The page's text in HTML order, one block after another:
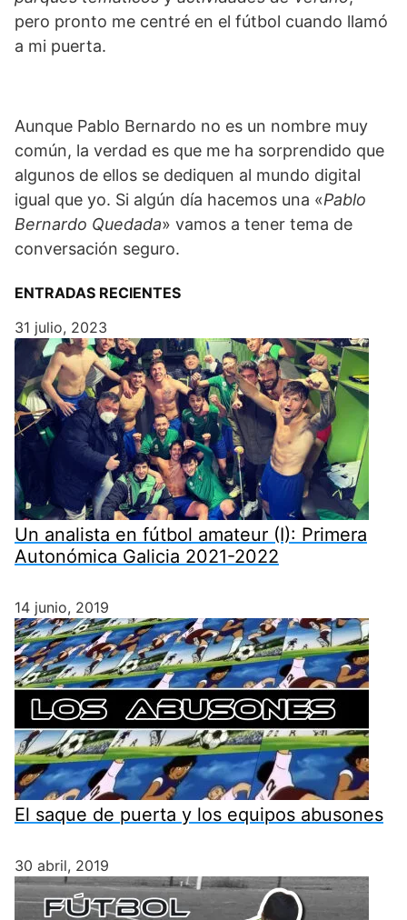
pero pronto me centré en el fútbol cuando llamó
a mi puerta.
Aunque Pablo Bernardo no es un nombre muy
común, la verdad es que me ha sorprendido que
algunos de ellos se dediquen al mundo digital
igual que yo. Si algún día hacemos una «Pablo
Bernardo Quedada» vamos a tener tema de
conversación seguro.
ENTRADAS RECIENTES
31 julio, 2023
Un analista en fútbol amateur (I): Primera
Autonómica Galicia 2021-2022
14 junio, 2019
El saque de puerta y los equipos abusones
30 abril, 2019